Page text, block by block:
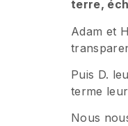
terre,
Adam et
Puis D.
terme
Nous